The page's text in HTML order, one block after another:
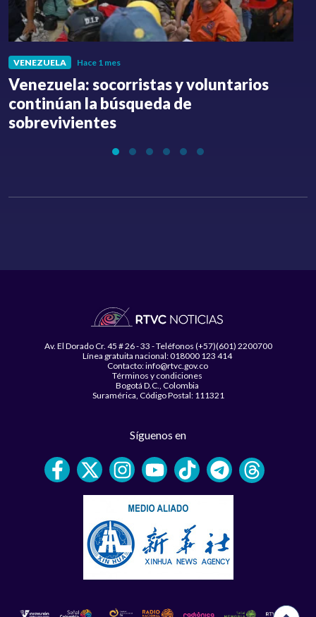
VENEZUELA Hace 1 mes
Venezuela: socorristas y voluntarios
continúan la búsqueda de
sobrevivientes
Av. El Dorado Cr. 45 # 26 - 33 - Teléfonos (+57)(601) 2200700
Línea gratuita nacional: 018000 123 414
Contacto: info@rtvc.gov.co
Términos y condiciones
Bogotá D.C., Colombia
Suramérica, Código Postal: 111321
Síguenos en